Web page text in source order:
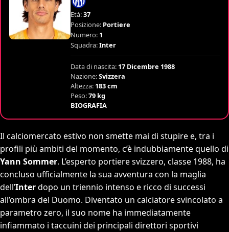
Età:37
Posizione: Portiere
Numero: 1
Squadra:Inter
Data di nascita: 17 Dicembre 1988
Nazione:Svizzera
Altezza: 183 cm
Peso:79 kg
BIOGRAFIA
Il calciomercato estivo non smette mai di stupire e, tra i
profili più ambiti del momento, c’è indubbiamente quello di
Yann Sommer. L’esperto portiere svizzero, classe 1988, ha
concluso ufficialmente la sua avventura con la maglia
dell’Interdopo un triennio intenso e ricco di successi
all’ombra del Duomo. Diventato un calciatore svincolato a
parametro zero, il suo nome ha immediatamente
infiammato i taccuini dei principali direttori sportivi